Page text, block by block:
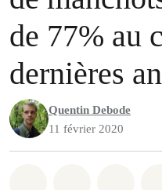
de 77% au
dernières
Quentin Debode
11 février 2020